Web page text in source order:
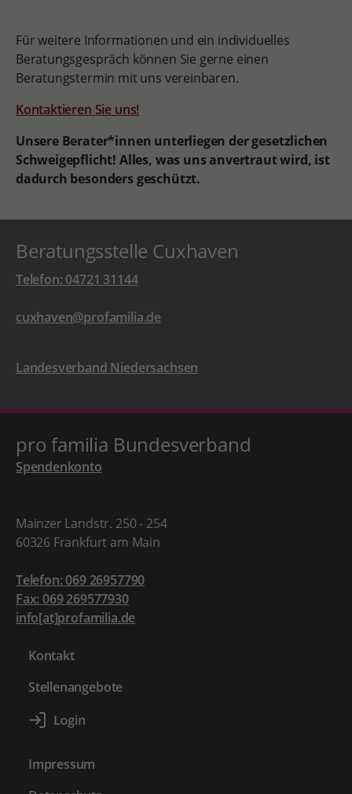
Für weitere Informationen und ein individuelles
Beratungsgespräch können Sie gerne einen
Beratungstermin mit uns vereinbaren.
Kontaktieren Sie uns!
Unsere Berater*innen unterliegen der gesetzlichen
Schweigepflicht! Alles, was uns anvertraut wird, ist
dadurch besonders geschützt.
Beratungsstelle Cuxhaven
Telefon: 04721 31144
cuxhaven@profamilia.de
Landesverband Niedersachsen
pro familia Bundesverband
Spendenkonto
Mainzer Landstr. 250 - 254
60326 Frankfurt am Main
Telefon: 069 26957790
Fax: 069 269577930
info[at]profamilia.de
Kontakt
Stellenangebote
Impressum